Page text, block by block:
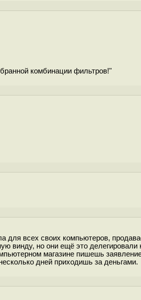
комбинации фильтров!"
для всех своих компьютеров,
винду, но они ещё это делегировали
магазине пишешь
дней приходишь за деньгами.